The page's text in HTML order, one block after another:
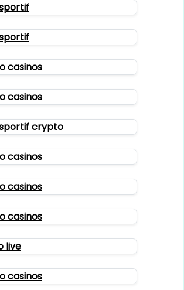
casinos
casinos
crypto
casinos
casinos
casinos
live
casinos